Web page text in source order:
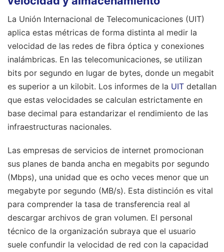
La Unión Internacional de Telecomunicaciones (UIT)
aplica estas métricas de forma distinta al medir la
velocidad de las redes de fibra óptica y conexiones
inalámbricas. En las telecomunicaciones, se utilizan
bits por segundo en lugar de bytes, donde un megabit
es superior a un kilobit. Los informes de la UIT detallan
que estas velocidades se calculan estrictamente en
base decimal para estandarizar el rendimiento de las
infraestructuras nacionales.
Las empresas de servicios de internet promocionan
sus planes de banda ancha en megabits por segundo
(Mbps), una unidad que es ocho veces menor que un
megabyte por segundo (MB/s). Esta distinción es vital
para comprender la tasa de transferencia real al
descargar archivos de gran volumen. El personal
técnico de la organización subraya que el usuario
suele confundir la velocidad de red con la capacidad